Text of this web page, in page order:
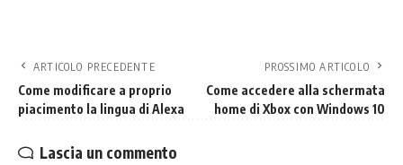
ARTICOLO PRECEDENTE
Come modificare a proprio
piacimento la lingua di Alexa
PROSSIMO ARTICOLO
Come accedere alla schermata
home di Xbox con Windows 10
Lascia un commento